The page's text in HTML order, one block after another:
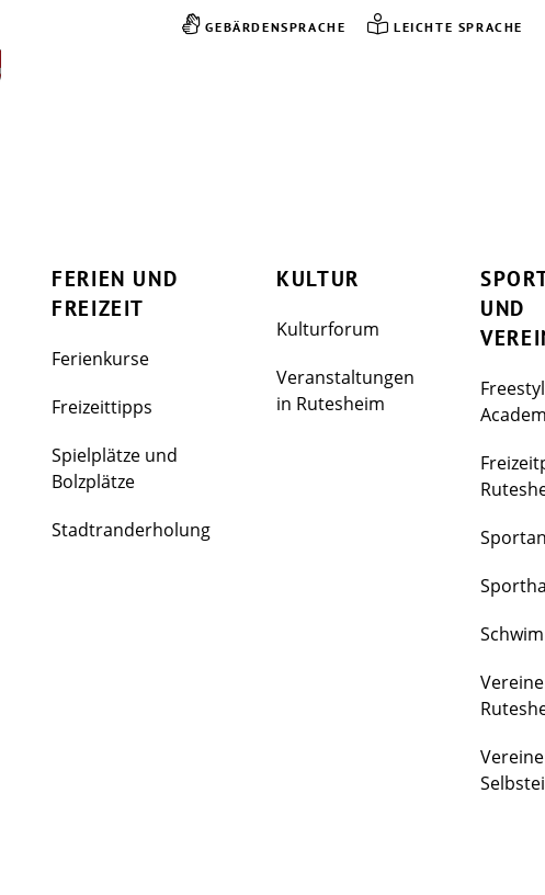
GEBÄRDENSPRACHE LEICHTE SPRACHE
FERIEN UND
FREIZEIT
Ferienkurse
Freizeittipps
Spielplätze und
Bolzplätze
Stadtranderholung
KULTUR
Kulturforum
Veranstaltungen
in Rutesheim
UND
Vereine